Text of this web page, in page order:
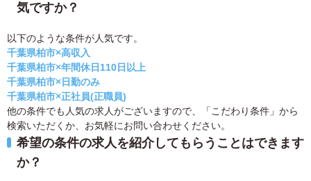
気ですか？
以下のような条件が人気です。
千葉県柏市×高収入
千葉県柏市×年間休日110日以上
千葉県柏市×日勤のみ
千葉県柏市×正社員(正職員)
他の条件でも人気の求人がございますので、「こだわり条件」から
検索いただくか、お気軽にお問い合わせください。
希望の条件の求人を紹介してもらうことはできます
か？